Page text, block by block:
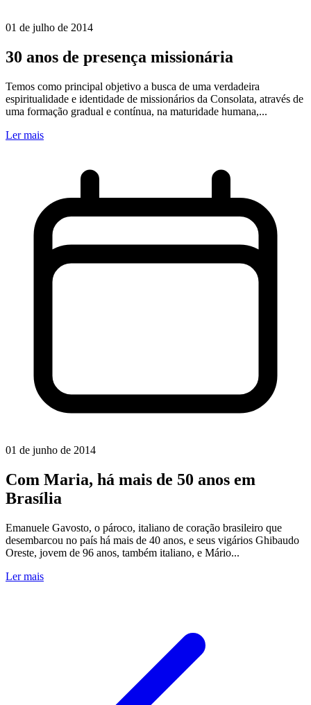
01 de julho de 2014
30 anos de presença missionária
Temos como principal objetivo a busca de uma verdadeira
espiritualidade e identidade de missionários da Consolata, através de
uma formação gradual e contínua, na maturidade humana,...
Ler mais
01 de junho de 2014
Com Maria, há mais de 50 anos em
Brasília
Emanuele Gavosto, o pároco, italiano de coração brasileiro que
desembarcou no país há mais de 40 anos, e seus vigários Ghibaudo
Oreste, jovem de 96 anos, também italiano, e Mário...
Ler mais